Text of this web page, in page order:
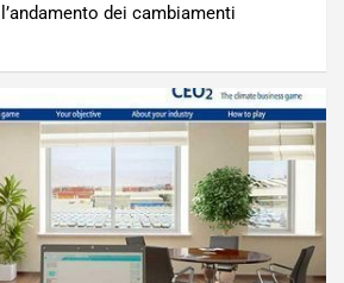
dei cambiamenti